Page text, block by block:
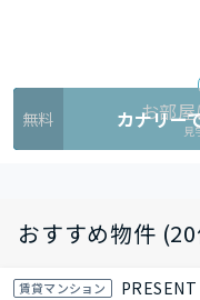
無料 お部
見
カナリー
おすすめ物件
賃貸マンション